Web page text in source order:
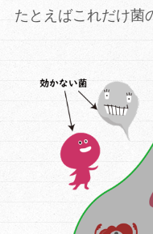
たとえばこれだけ菌